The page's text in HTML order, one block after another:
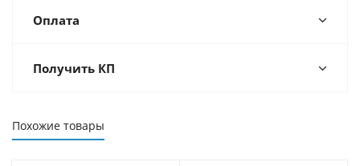
Оплата
Получить КП
Похожие товары